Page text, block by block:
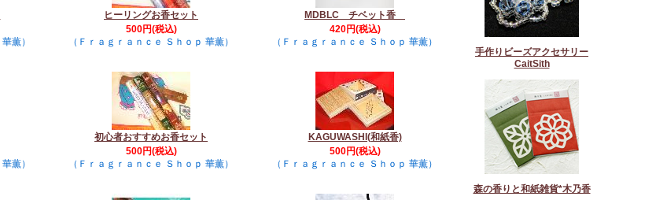
薫）
ヒーリングお香セット
500円(税込)
（Ｆｒａｇｒａｎｃｅ Ｓｈｏｐ 華薫）
MDBLC チベット香
420円(税込)
（Ｆｒａｇｒａｎｃｅ Ｓｈｏｐ 華薫）
薫）
初心者おすすめお香セット
500円(税込)
（Ｆｒａｇｒａｎｃｅ Ｓｈｏｐ 華薫）
KAGUWASHI(和紙香)
500円(税込)
（Ｆｒａｇｒａｎｃｅ Ｓｈｏｐ 華薫）
手作りビーズアクセサリー
CaitSith
森の香りと和紙雑貨*木乃香